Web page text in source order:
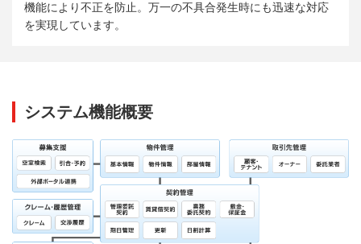
機能により不正を防止。万一の不具合発生時にも迅速な対応
を実現しています。
システム機能概要